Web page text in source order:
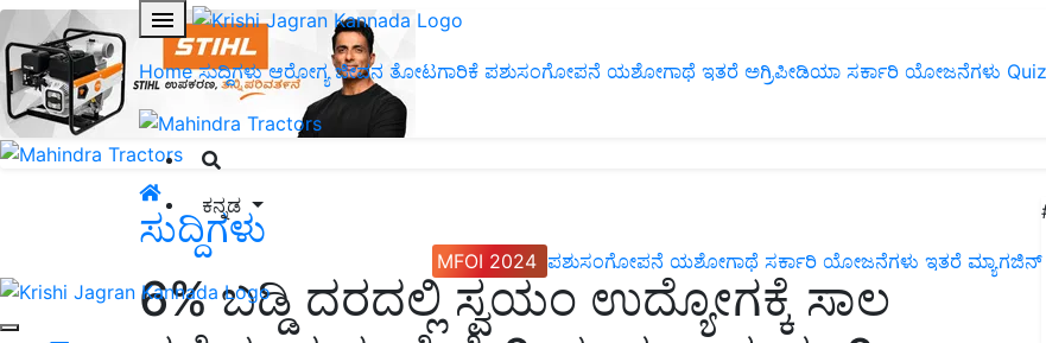
Home ಸುದ್ದಿಗಳು ಆರೋಗ್ಯ ಜೀವನ ತೋಟಗಾರಿಕೆ ಪಶುಸಂಗೋಪನೆ ಯಶೋಗಾಥೆ ಇತರೆ ಅಗ್ರಿಪೀಡಿಯಾ ಸರ್ಕಾರಿ ಯೋಜನೆಗಳು Quiz
ಕನ್ನಡ
MFOI 2024 ಪಶುಸಂಗೋಪನೆ ಯಶೋಗಾಥೆ ಸರ್ಕಾರಿ ಯೋಜನೆಗಳು ಇತರೆ ಮ್ಯಾಗಜಿನ್‌
ಸುದ್ದಿಗಳು
6% ಬಡ್ಡಿ ದರದಲ್ಲಿ ಸ್ವಯಂ ಉದ್ಯೋಗಕ್ಕೆ ಸಾಲ